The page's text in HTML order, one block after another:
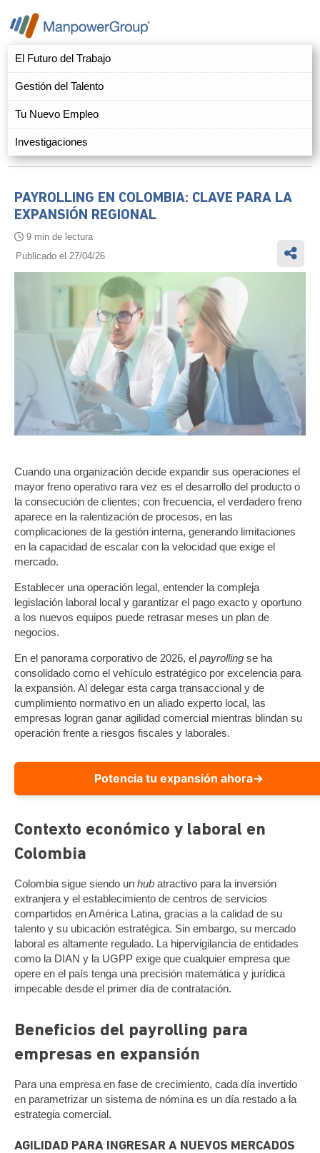
El Futuro del Trabajo
Gestión del Talento
Tu Nuevo Empleo
Investigaciones
PAYROLLING EN COLOMBIA: CLAVE PARA LA
EXPANSIÓN REGIONAL
9 min de lectura
Publicado el 27/04/26
Cuando una organización decide expandir sus operaciones el
mayor freno operativo rara vez es el desarrollo del producto o
la consecución de clientes; con frecuencia, el verdadero freno
aparece en la ralentización de procesos, en las
complicaciones de la gestión interna, generando limitaciones
en la capacidad de escalar con la velocidad que exige el
mercado.
Establecer una operación legal, entender la compleja
legislación laboral local y garantizar el pago exacto y oportuno
a los nuevos equipos puede retrasar meses un plan de
negocios.
En el panorama corporativo de 2026, el payrolling se ha
consolidado como el vehículo estratégico por excelencia para
la expansión. Al delegar esta carga transaccional y de
cumplimiento normativo en un aliado experto local, las
empresas logran ganar agilidad comercial mientras blindan su
operación frente a riesgos fiscales y laborales.
Potencia tu expansión ahora→
Contexto económico y laboral en
Colombia
Colombia sigue siendo un hub atractivo para la inversión
extranjera y el establecimiento de centros de servicios
compartidos en América Latina, gracias a la calidad de su
talento y su ubicación estratégica. Sin embargo, su mercado
laboral es altamente regulado. La hipervigilancia de entidades
como la DIAN y la UGPP exige que cualquier empresa que
opere en el país tenga una precisión matemática y jurídica
impecable desde el primer día de contratación.
Beneficios del payrolling para
empresas en expansión
Para una empresa en fase de crecimiento, cada día invertido
en parametrizar un sistema de nómina es un día restado a la
estrategia comercial.
AGILIDAD PARA INGRESAR A NUEVOS MERCADOS